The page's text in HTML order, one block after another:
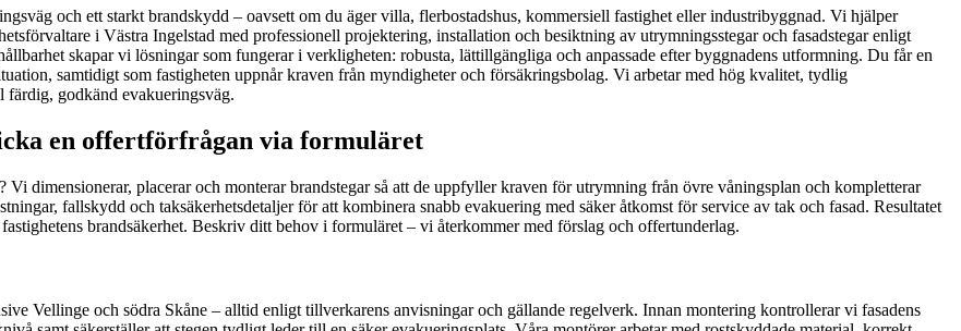
och ett starkt brandskydd – oavsett om du äger villa, flerbostadshus, kommersiell fastighet eller industribyggnad. Vi hjälper
i Västra Ingelstad med professionell projektering, installation och besiktning av utrymningsstegar och fasadstegar enligt
skapar vi lösningar som fungerar i verkligheten: robusta, lättillgängliga och anpassade efter byggnadens utformning. Du får en
samtidigt som fastigheten uppnår kraven från myndigheter och försäkringsbolag. Vi arbetar med hög kvalitet, tydlig
färdig, godkänd evakueringsväg.
en offertförfrågan via formuläret
dimensionerar, placerar och monterar brandstegar så att de uppfyller kraven för utrymning från övre våningsplan och kompletterar
fallskydd och taksäkerhetsdetaljer för att kombinera snabb evakuering med säker åtkomst för service av tak och fasad. Resultatet
brandsäkerhet. Beskriv ditt behov i formuläret – vi återkommer med förslag och offertunderlag.
Vellinge och södra Skåne – alltid enligt tillverkarens anvisningar och gällande regelverk. Innan montering kontrollerar vi fasadens